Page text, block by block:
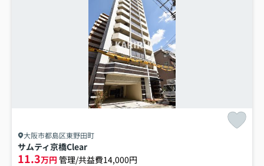
大阪市都島区東野田町
サムティ京橋Clear
11.3万円 管理/共益費14,000円